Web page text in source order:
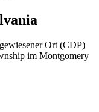
Ort (CDP)
im Montgomery